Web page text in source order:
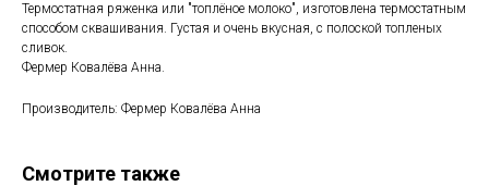
Термостатная ряженка или "топлёное молоко", изготовлена термостатным
способом сквашивания. Густая и очень вкусная, с полоской топленых
сливок.
Фермер Ковалёва Анна.
Производитель: Фермер Ковалёва Анна
Смотрите также